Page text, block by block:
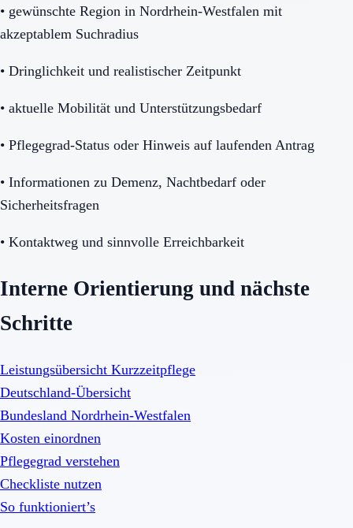
• gewünschte Region in Nordrhein-Westfalen mit
akzeptablem Suchradius
• Dringlichkeit und realistischer Zeitpunkt
• aktuelle Mobilität und Unterstützungsbedarf
• Pflegegrad-Status oder Hinweis auf laufenden Antrag
• Informationen zu Demenz, Nachtbedarf oder
Sicherheitsfragen
• Kontaktweg und sinnvolle Erreichbarkeit
Interne Orientierung und nächste
Schritte
Leistungsübersicht Kurzzeitpflege
Deutschland-Übersicht
Bundesland Nordrhein-Westfalen
Kosten einordnen
Pflegegrad verstehen
Checkliste nutzen
So funktioniert’s